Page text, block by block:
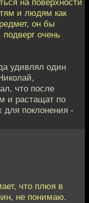
на поверхности
и людям как
он бы
очень
удивлял один
что после
и растащат по
для поклонения -
что плюя в
не понимаю.